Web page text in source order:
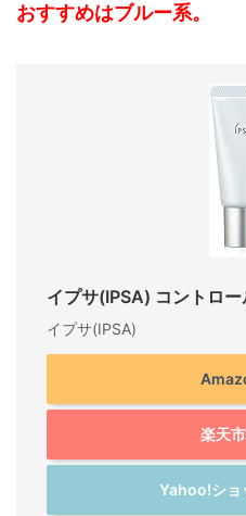
おすすめはブルー系。
イプサ(IPSA) コントロ
イプサ(IPSA)
楽天
Yahoo!ショ